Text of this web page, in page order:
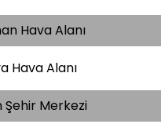
Hava Alanı
Hava Alanı
Şehir Merkezi